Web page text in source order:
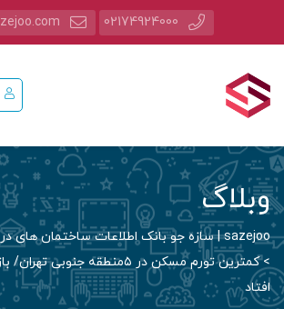
02174924000
وبلاگ
sazejoo | سازه جو بانک اطلاعات ساختمان های در حال ساخت
>
کمترین تورم مسکن در ۵منطقه
افتاد